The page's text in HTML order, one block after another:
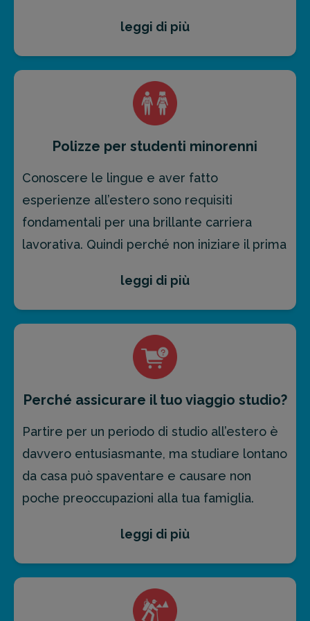
polizza viaggioColumbus offre infatti agli
esempio l’assistenza medicasempre
leggi di più
Polizze per studenti minorenni
Conoscere le lingue e aver fatto
esperienze all’estero sono requisiti
fondamentali per una brillante carriera
lavorativa. Quindi perché non iniziare il prima
vivere un’esperienza formativa
nostre polizze studenti
rivolte ai minori di 18 anni,
copertura per eventuali imprevisti
dovuti
La sottoscrizione anche in questo caso è
molto semplice: è sufficiente che la mamma
o il papà del minore contattino il nostro
leggi di più
Perché assicurare il tuo viaggio studio?
Partire per un periodo di studio all’estero è
davvero entusiasmante, ma studiare lontano
da casa può spaventare e causare non
poche preoccupazioni alla tua famiglia.
In questo contesto, la scelta di
cruciale. Nel caso diColumbus
poi, i vantaggi delle polizze
leggi di più